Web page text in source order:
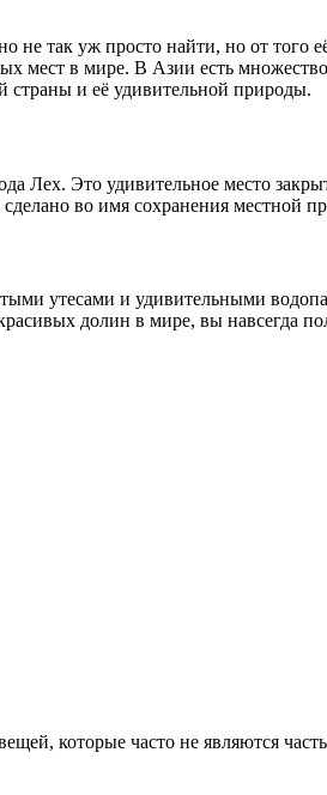
так уж просто найти, но от того
мест в мире. В Азии есть
страны и её удивительной природы.
Лех. Это удивительное место
во имя сохранения местной
утесами и удивительными
долин в мире, вы навсегда
которые часто не являются